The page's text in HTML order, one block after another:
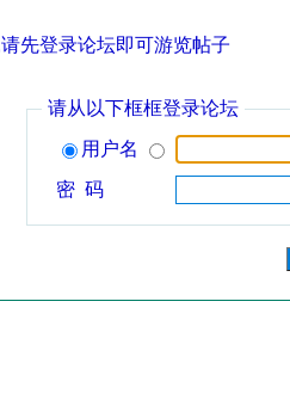
先登录论坛即可游览帖子
请从以下框框登录论坛
用户名
密 码